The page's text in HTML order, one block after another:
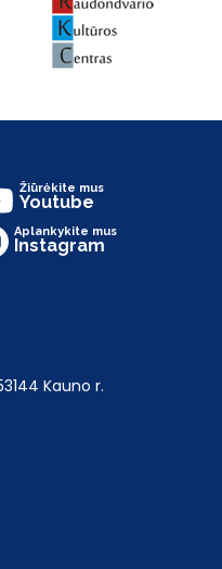
Žiūrėkite mus
Youtube
Aplankykite mus
Instagram
Kauno r.